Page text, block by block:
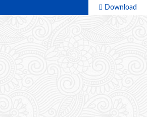
Download